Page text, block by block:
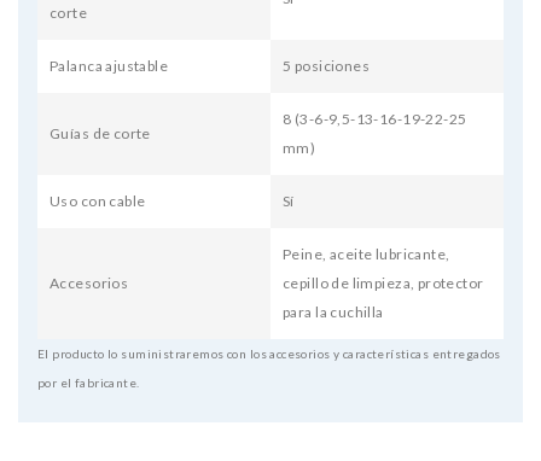
corte
Palanca ajustable 5 posiciones
Guías de corte
8 (3-6-9,5-13-16-19-22-25
mm)
Uso con cable Sí
Accesorios
Peine, aceite lubricante,
cepillo de limpieza, protector
para la cuchilla
El producto lo suministraremos con los accesorios y características entregados
por el fabricante.